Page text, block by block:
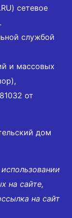
сетевое
службой
и массовых
от
дом
на сайте,
на сайт